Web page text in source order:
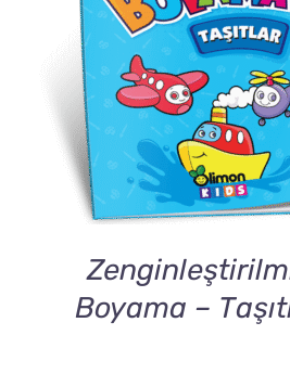
DETAILS
Boyama –